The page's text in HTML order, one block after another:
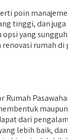
poin
tinggi, dan juga
opsi yang
rumah di
dari
lebih baik,